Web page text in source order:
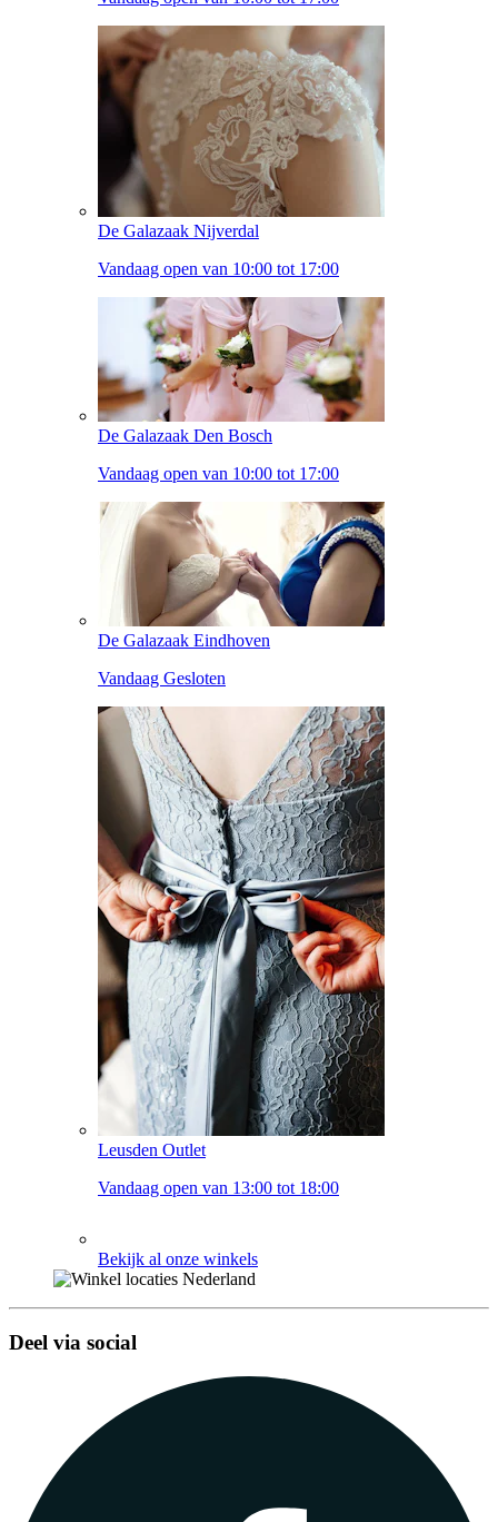
De Galazaak Nijverdal
Vandaag open van 10:00 tot 17:00
De Galazaak Den Bosch
Vandaag open van 10:00 tot 17:00
De Galazaak Eindhoven
Vandaag Gesloten
Leusden Outlet
Vandaag open van 13:00 tot 18:00
Bekijk al onze winkels
Deel via social